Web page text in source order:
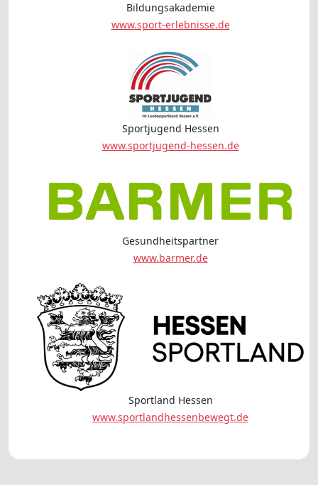
Bildungsakademie
www.sport-erlebnisse.de
Sportjugend Hessen
www.sportjugend-hessen.de
Gesundheitspartner
www.barmer.de
Sportland Hessen
www.sportlandhessenbewegt.de